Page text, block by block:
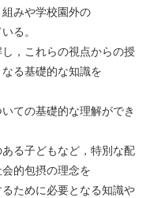
みや学校園外の
る。
，これらの視点からの授
る基礎的な知識を
ての基礎的な理解ができ
る⼦どもなど，特別な配
的包摂の理念を
ために必要となる知識や